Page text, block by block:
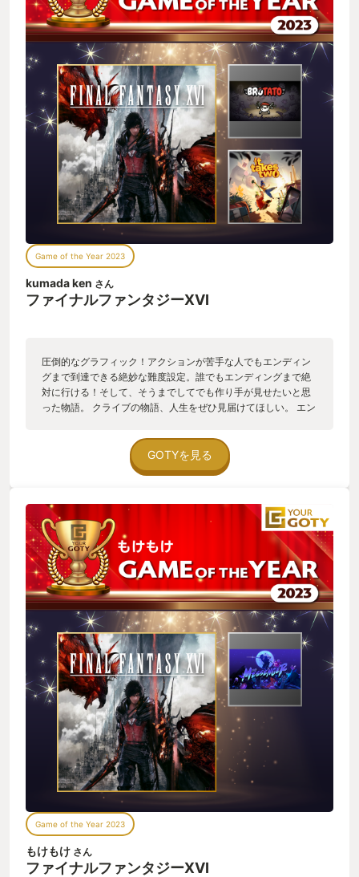
Game of the Year 2023
kumada ken さん
ファイナルファンタジーXVI
圧倒的なグラフィック！アクションが苦手な人でもエンディン
グまで到達できる絶妙な難度設定。誰でもエンディングまで絶
対に行ける！そして、そうまでしてでも作り手が見せたいと思
った物語。 クライブの物語、人生をぜひ見届けてほしい。 エン
ひ。いろいろな思い出が湧き上がってきます。
GOTYを見る
Game of the Year 2023
もけもけ さん
ファイナルファンタジーXVI